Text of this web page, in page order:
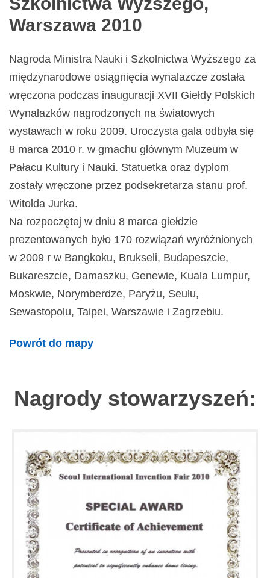
Warszawa 2010
Nagroda Ministra Nauki i Szkolnictwa Wyższego za
międzynarodowe osiągnięcia wynalazcze została
wręczona podczas inauguracji XVII Giełdy Polskich
Wynalazków nagrodzonych na światowych
wystawach w roku 2009. Uroczysta gala odbyła się
8 marca 2010 r. w gmachu głównym Muzeum w
Pałacu Kultury i Nauki. Statuetka oraz dyplom
zostały wręczone przez podsekretarza stanu prof.
Witolda Jurka.
Na rozpoczętej w dniu 8 marca giełdzie
prezentowanych było 170 rozwiązań wyróżnionych
w 2009 r w Bangkoku, Brukseli, Budapeszcie,
Bukareszcie, Damaszku, Genewie, Kuala Lumpur,
Moskwie, Norymberdze, Paryżu, Seulu,
Sewastopolu, Taipei, Warszawie i Zagrzebiu.
Powrót do mapy
Nagrody stowarzyszeń: